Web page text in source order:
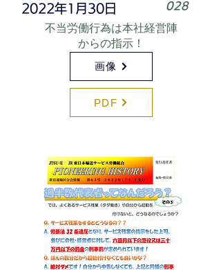
2022年1月30日 028
不当労働行為は本社経営陣
からの指示！
画像
PDF